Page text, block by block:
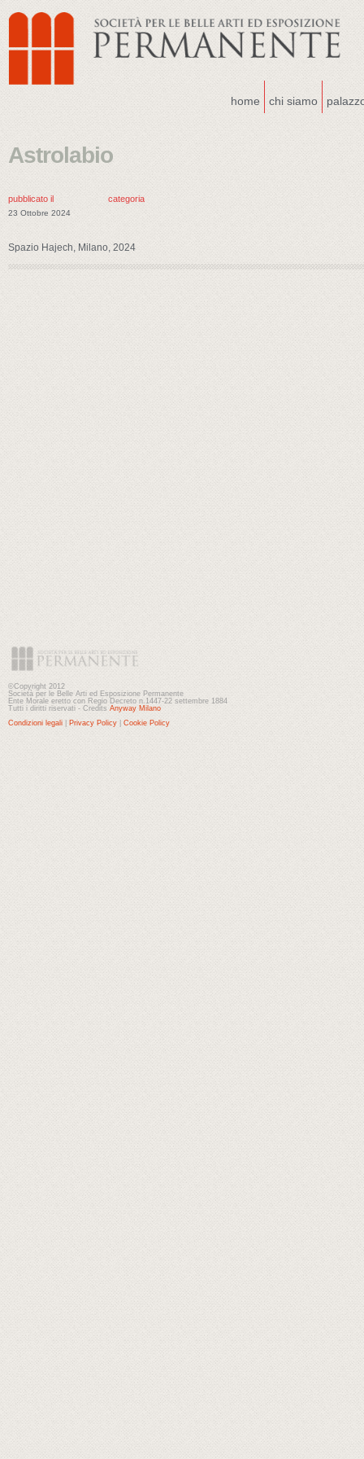
home chi siamo
Astrolabio
pubblicato il
23 Ottobre 2024
categoria
Spazio Hajech, Milano, 2024
©Copyright 2012
Società per le Belle Arti ed Esposizione Permanente
Ente Morale eretto con Regio Decreto n.1447-22 settembre 1884
Tutti i diritti riservati - Credits Anyway Milano
Condizioni legali
Privacy Policy Cookie Policy